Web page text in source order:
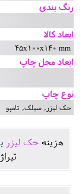
رنگ بندی
ابعاد کالا
45x100x140 mm
ابعاد محل چاپ
نوع چاپ
حک لیزر, سیلک, تامپو
هزينهحک لیزر
تيراژ